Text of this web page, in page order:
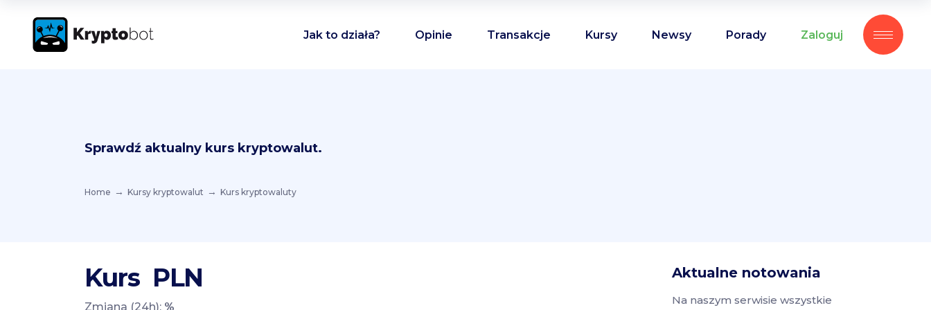
Jak to działa? Opinie Transakcje Kursy Newsy Porady Zaloguj
Sprawdź aktualny kurs kryptowalut.
Home Kursy kryptowalut Kurs kryptowaluty
Kurs PLN
Zmiana (24h): %
Aktualne notowania
Na naszym serwisie wszystkie